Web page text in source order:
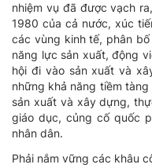
nhiệm vụ đã được vạch
1980 của cả nước, xúc
các vùng kinh tế, phân
năng lực sản xuất, động
hội đi vào sản xuất và
những khả năng tiềm
sản xuất và xây dựng,
giáo dục, củng cố quốc
nhân dân.
Phải nắm vững các khâu